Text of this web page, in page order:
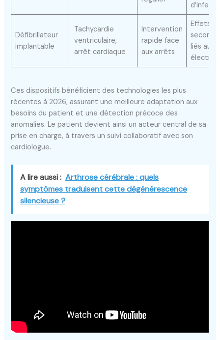
Défibrillateur
implantable
Tachycardie
ventriculaire,
arrêt cardiaque
Intervention
rapide face
aux arrêts
Effets
liés au
Ces dispositifs bénéficient des technologies les plus
récentes à 2026, assurant une meilleure adaptation aux
besoins du patient et une détection précoce des
anomalies. Le patient devient ainsi un acteur central de sa
prise en charge, à travers un suivi collaboratif avec son
cardiologue.
A lire aussi : Arthrose cérébrale : quels
symptômes traduisent cette dégénérescence
silencieuse ?